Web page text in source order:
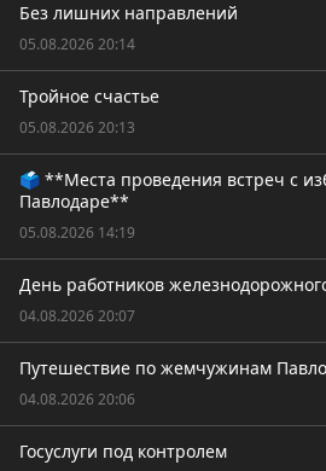
Без лишних направлений
05.08.2026 20:14
Тройное счастье
05.08.2026 20:13
🗳️ **Места проведения встреч с
Павлодаре**
05.08.2026 14:19
День работников
04.08.2026 20:07
Путешествие по жемчужинам
04.08.2026 20:06
Госуслуги под контролем